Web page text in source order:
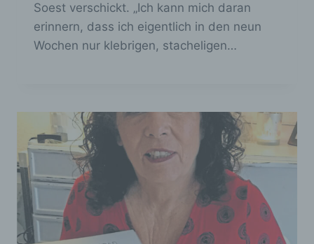
Soest verschickt. „Ich kann mich daran
erinnern, dass ich eigentlich in den neun
Wochen nur klebrigen, stacheligen…